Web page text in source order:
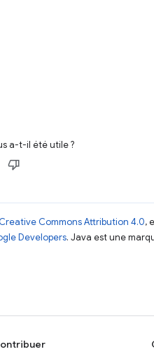
a-t-il été utile ?
Creative Commons Attribution 4.0,
Developers. Java est une